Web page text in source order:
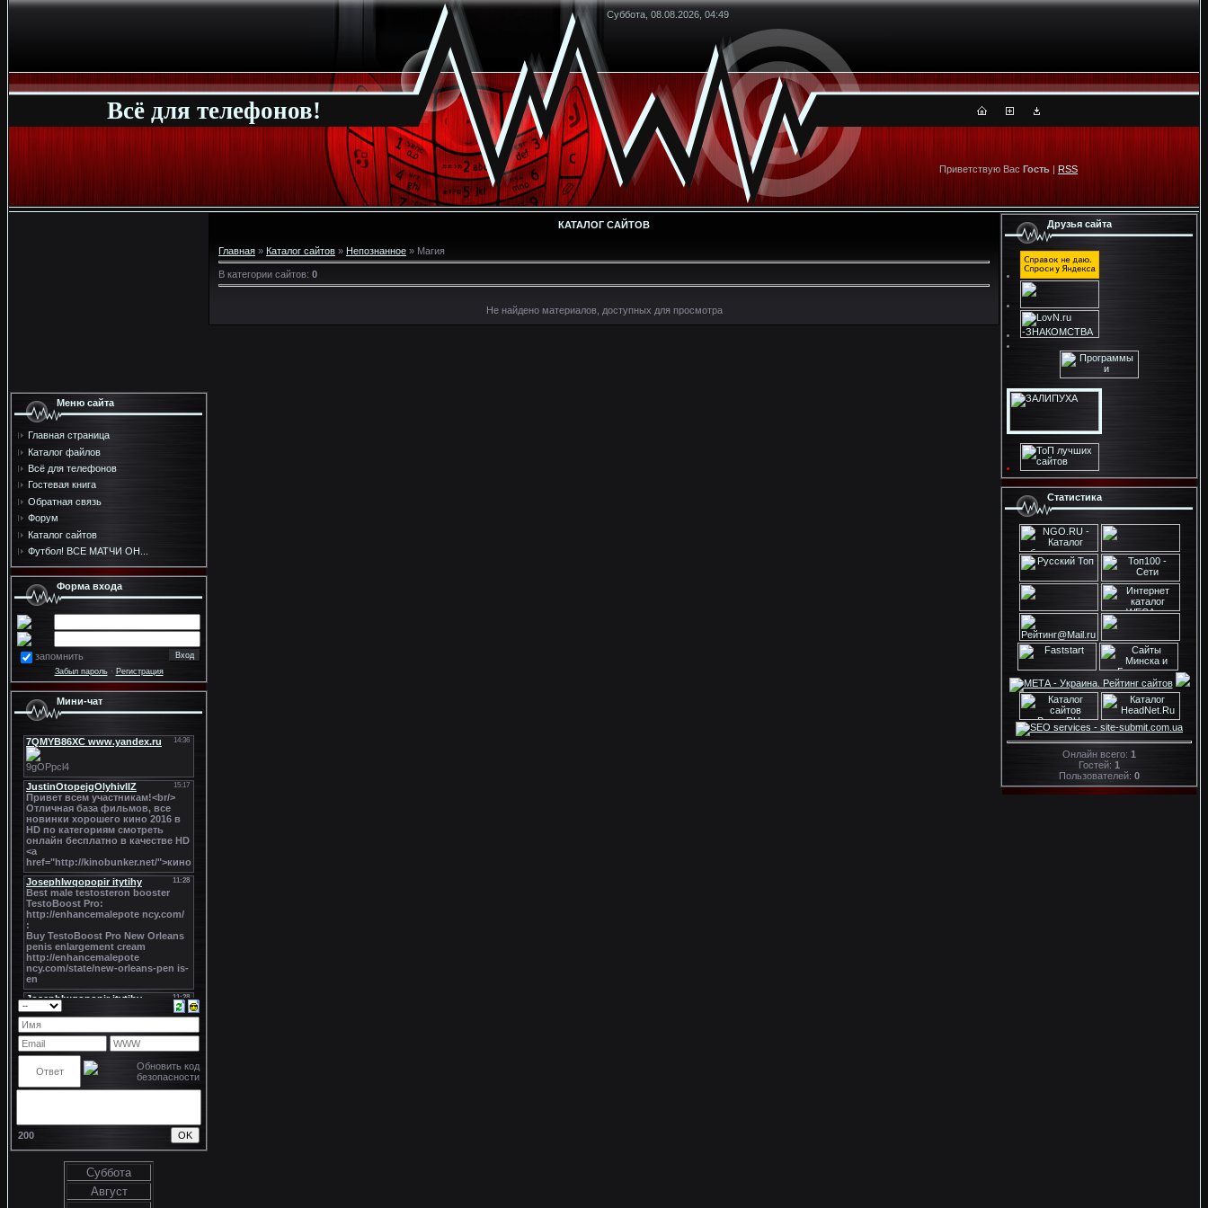
Суббота, 08.08.2026, 04:49
Всё для телефонов!
Приветствую Вас Гость | RSS
Меню сайта
Главная страница
Каталог файлов
Всё для телефонов
Гостевая книга
Обратная связь
Форум
Каталог сайтов
Футбол! ВСЕ МАТЧИ ОН...
Форма входа
запомнить
Забыл пароль· Регистрация
Мини-чат
200
Суббота
Август
КАТАЛОГ САЙТОВ
Главная » Каталог сайтов » Непознанное » Магия
В категории сайтов: 0
Не найдено материалов, доступных для просмотра
Друзья сайта
Статистика
Онлайн всего: 1
Гостей: 1
Пользователей: 0